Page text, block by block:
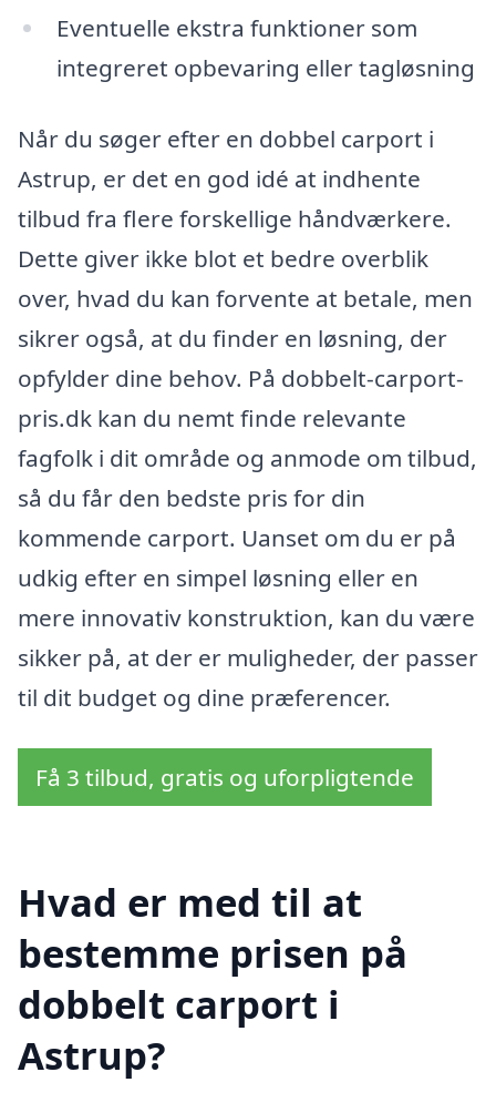
Eventuelle ekstra funktioner som
integreret opbevaring eller tagløsning
Når du søger efter en dobbel carport i
Astrup, er det en god idé at indhente
tilbud fra flere forskellige håndværkere.
Dette giver ikke blot et bedre overblik
over, hvad du kan forvente at betale, men
sikrer også, at du finder en løsning, der
opfylder dine behov. På dobbelt-carport-
pris.dk kan du nemt finde relevante
fagfolk i dit område og anmode om tilbud,
så du får den bedste pris for din
kommende carport. Uanset om du er på
udkig efter en simpel løsning eller en
mere innovativ konstruktion, kan du være
sikker på, at der er muligheder, der passer
til dit budget og dine præferencer.
Få 3 tilbud, gratis og uforpligtende
Hvad er med til at
bestemme prisen på
dobbelt carport i
Astrup?